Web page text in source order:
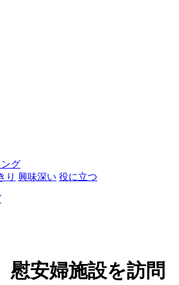
グ
り 興味深い 役に立つ
慰安婦施設を訪問